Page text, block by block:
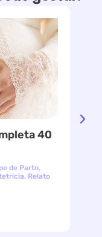
40
de Parto,
, Relato